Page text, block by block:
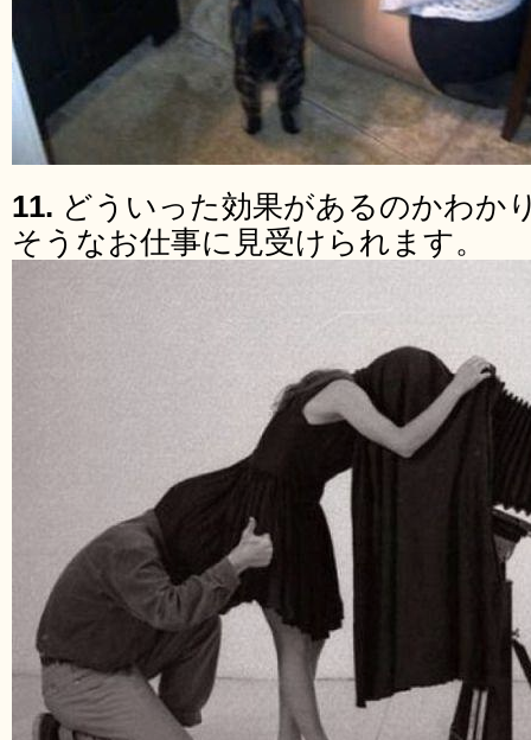
11. どういった効果があるのかわか
そうなお仕事に見受けられます。